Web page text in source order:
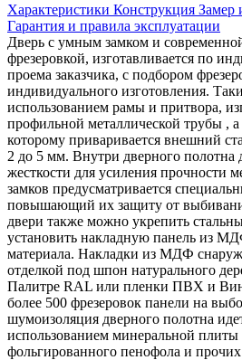
Характеристики Конструкция Замер
Гарантия и правила эксплуатации
Дверь с умным замком и
фрезеровкой, изготавливается по
проема заказчика, с подбором
индивидуального изготовления.
использованием рамы и притвора,
профильной металлической трубы ,
которому приваривается внешний
2 до 5 мм. Внутри дверного полотна
жесткости для усиления прочности
замков предусматривается
повышающий их защиту от
двери также можно укрепить
установить накладную панель из
материала. Накладки из МДФ
отделкой под шпон натурального
Палитре RAL или пленки ПВХ и
более 500 фрезеровок панели на
шумоизоляция дверного полотна
использованием минеральной плиты
фольгированного пенофола и